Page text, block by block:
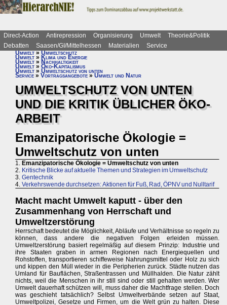
Direct-Action Antirepression Organisierung Umwelt
Theorie&Politik
Debatten
Saasen/GI/Mittelhessen Materialien
Service
Umwelt»Umweltschutz
Umwelt » Klima und Energie
Umwelt » Nachhaltigkeit
Umwelt » Öko-Kapitalismus
Umwelt » Umweltschutz von unten
Service » Vortragsangebote » Umwelt und Natur
UMWELTSCHUTZ VON UNTEN
UND DIE KRITIK ÜBLICHER ÖKO-
ARBEIT
Emanzipatorische Ökologie =
Umweltschutz von unten
1. Emanzipatorische Ökologie = Umweltschutz von unten
2. Kritische Blicke auf aktuelle Themen und Strategien im Umweltschutz
3. Gentechnik
4. Verkehrswende durchsetzen: Aktionen für Fuß, Rad, ÖPNV und Nulltarif
Macht macht Umwelt kaputt - über den
Zusammenhang von Herrschaft und
Umweltzerstörung
Herrschaft bedeutet die Möglichkeit, Abläufe und Verhältnisse so regeln zu
können, dass andere die negativen Folgen erleiden müssen.
Umweltzerstörung basiert regelmäßig auf diesem Prinzip: Industrie und
ihre Staaten graben in armen Regionen nach Energiequellen und
Rohstoffen, transportieren schiffeweise Nahrungsmittel oder Holz zu sich
und kippen den Müll wieder in die Peripherien zurück. Städte nutzen das
Umland für Bauflächen, Straßentrassen und Müllhalden. Die Natur zählt
nichts, weil die Menschen in ihr still sind oder still gehalten werden. Wer
Umwelt dauerhaft schützen will, muss daher die Machtfrage stellen. Doch
was geschieht tatsächlich? Selbst Umweltverbände setzen auf Staat,
Umweltpolizei, Gesetze und Firmen, um die Welt grün zu halten. Diese